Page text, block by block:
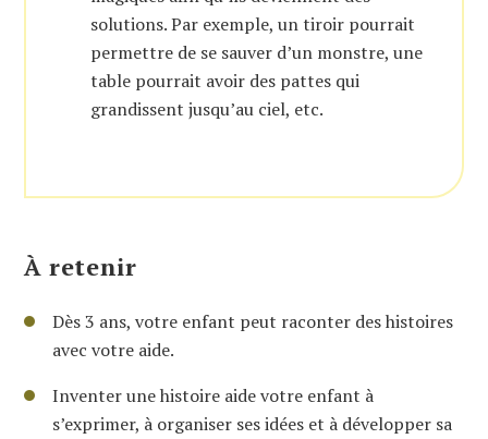
solutions. Par exemple, un tiroir pourrait
permettre de se sauver d’un monstre, une
table pourrait avoir des pattes qui
grandissent jusqu’au ciel, etc.
À retenir
Dès 3 ans, votre enfant peut raconter des histoires
avec votre aide.
Inventer une histoire aide votre enfant à
s’exprimer, à organiser ses idées et à développer sa